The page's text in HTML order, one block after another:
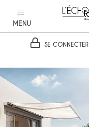
MENU
SE CONNECTER